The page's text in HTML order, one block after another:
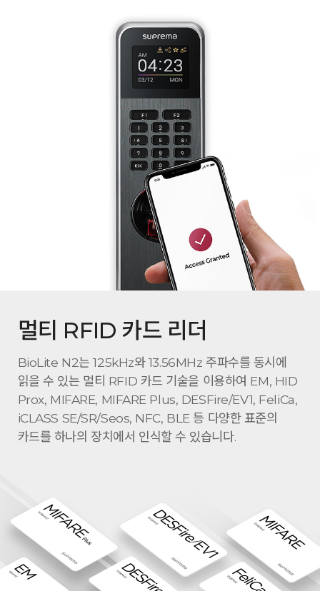
멀티 RFID 카드 리더
BioLite N2는 125kHz와 13.56MHz 주파수를 동시에
읽을 수 있는 멀티 RFID 카드 기술을 이용하여 EM, HID
Prox, MIFARE, MIFARE Plus, DESFire/EV1, FeliCa,
iCLASS SE/SR/Seos, NFC, BLE 등 다양한 표준의
카드를 하나의 장치에서 인식할 수 있습니다.